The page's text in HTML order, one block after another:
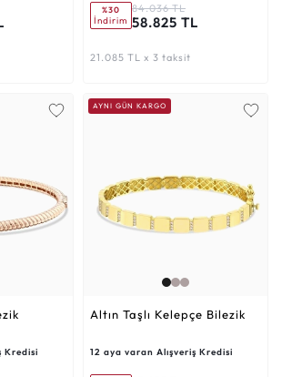
%30
İndirim
84.036 TL
58.825 TL
21.085 TL x 3 taksit
Kredisi
AYNI GÜN KARGO
Altın Taşlı Kelepçe Bilezik
12 aya varan Alışveriş Kredisi